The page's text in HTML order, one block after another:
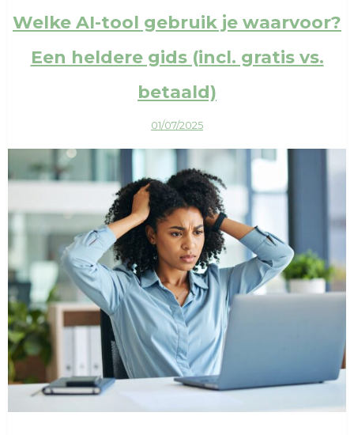
Welke AI-tool gebruik je waarvoor?
Een heldere gids (incl. gratis vs.
betaald)
01/07/2025